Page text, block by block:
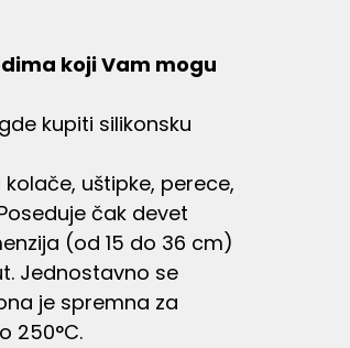
koji Vam mogu
kupiti silikonsku
uštipke, perece,
čak devet
(od 15 do 36 cm)
Jednostavno se
je spremna za
250°C.